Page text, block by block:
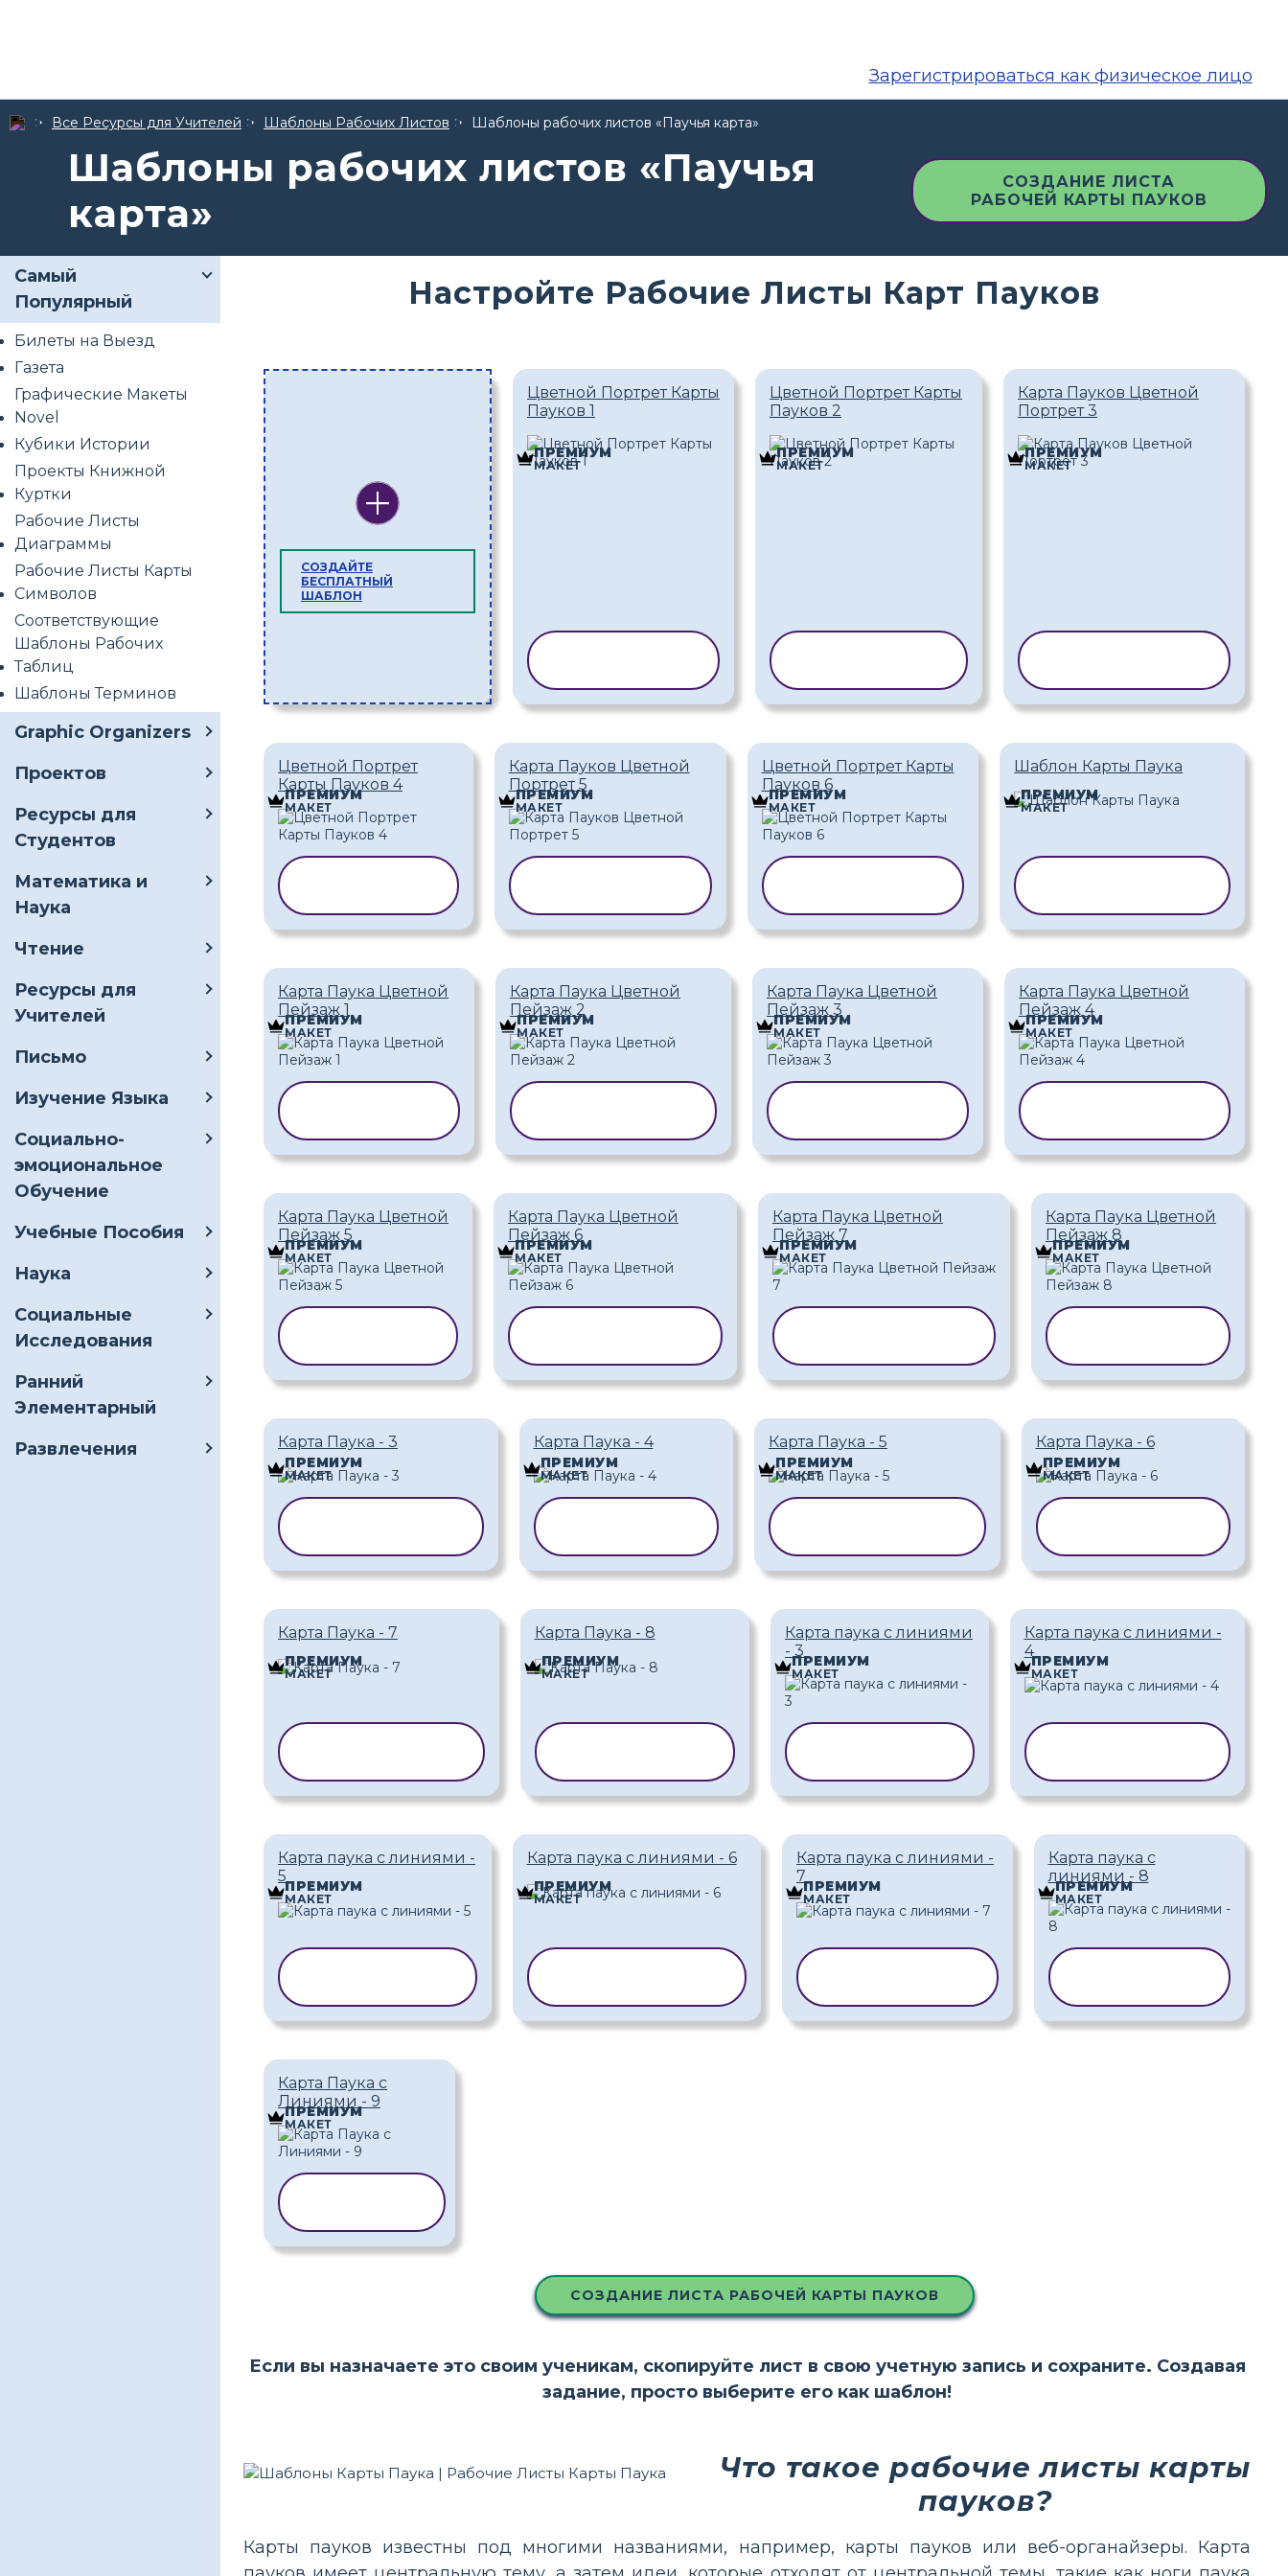
Зарегистрироваться как физическое лицо
Все Ресурсы для Учителей Шаблоны Рабочих Листов Шаблоны рабочих листов «Паучья карта»
Шаблоны рабочих листов «Паучья
карта»
СОЗДАНИЕ ЛИСТА
РАБОЧЕЙ КАРТЫ ПАУКОВ
Самый
Популярный
Билеты на Выезд
Газета
Графические Макеты
Novel
Кубики Истории
Проекты Книжной
Куртки
Рабочие Листы
Диаграммы
Рабочие Листы Карты
Символов
Соответствующие
Шаблоны Рабочих
Таблиц
Шаблоны Терминов
Graphic Organizers
Проектов
Ресурсы для
Студентов
Математика и
Наука
Чтение
Ресурсы для
Учителей
Письмо
Изучение Языка
Социально-
эмоциональное
Обучение
Учебные Пособия
Наука
Социальные
Исследования
Ранний
Элементарный
Развлечения
Настройте Рабочие Листы Карт Пауков
СОЗДАЙТЕ
БЕСПЛАТНЫЙ
ШАБЛОН
Цветной Портрет Карты
Пауков 1
ПРЕМИУМ
МАКЕТ
Цветной Портрет Карты
Пауков 2
ПРЕМИУМ
МАКЕТ
Карта Пауков Цветной
Портрет 3
ПРЕМИУМ
МАКЕТ
Цветной Портрет
Карты Пауков 4
ПРЕМИУМ
МАКЕТ
Карта Пауков Цветной
Портрет 5
ПРЕМИУМ
МАКЕТ
Цветной Портрет Карты
Пауков 6
ПРЕМИУМ
МАКЕТ
Шаблон Карты Паука
ПРЕМИУМ
МАКЕТ
Карта Паука Цветной
Пейзаж 1
ПРЕМИУМ
МАКЕТ
Карта Паука Цветной
Пейзаж 2
ПРЕМИУМ
МАКЕТ
Карта Паука Цветной
Пейзаж 3
ПРЕМИУМ
МАКЕТ
Карта Паука Цветной
Пейзаж 4
ПРЕМИУМ
МАКЕТ
Карта Паука Цветной
Пейзаж 5
ПРЕМИУМ
МАКЕТ
Карта Паука Цветной
Пейзаж 6
ПРЕМИУМ
МАКЕТ
Карта Паука Цветной
Пейзаж 7
ПРЕМИУМ
МАКЕТ
Карта Паука Цветной
Пейзаж 8
ПРЕМИУМ
МАКЕТ
Карта Паука - 3
ПРЕМИУМ
МАКЕТ
Карта Паука - 4
ПРЕМИУМ
МАКЕТ
Карта Паука - 5
ПРЕМИУМ
МАКЕТ
Карта Паука - 6
ПРЕМИУМ
МАКЕТ
Карта Паука - 7
ПРЕМИУМ
МАКЕТ
Карта Паука - 8
ПРЕМИУМ
МАКЕТ
Карта паука с линиями
- 3
ПРЕМИУМ
МАКЕТ
Карта паука с линиями -
4
ПРЕМИУМ
МАКЕТ
Карта паука с линиями -
5
ПРЕМИУМ
МАКЕТ
Карта паука с линиями - 6
ПРЕМИУМ
МАКЕТ
Карта паука с линиями -
7
ПРЕМИУМ
МАКЕТ
Карта паука с
линиями - 8
ПРЕМИУМ
МАКЕТ
Карта Паука с
Линиями - 9
ПРЕМИУМ
МАКЕТ
СОЗДАНИЕ ЛИСТА РАБОЧЕЙ КАРТЫ ПАУКОВ
Если вы назначаете это своим ученикам, скопируйте лист в свою учетную запись и сохраните. Создавая
задание, просто выберите его как шаблон!
Что такое рабочие листы карты
пауков?
Карты пауков известны под многими названиями, например, карты пауков или веб-органайзеры. Карта